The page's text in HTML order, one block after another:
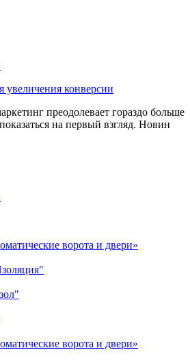
увеличения конверсии
преодолевает гораздо больше
на первый взгляд. Новин
ворота и двери»
ворота и двери»